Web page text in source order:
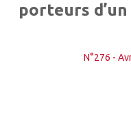
porteurs
N°276 -